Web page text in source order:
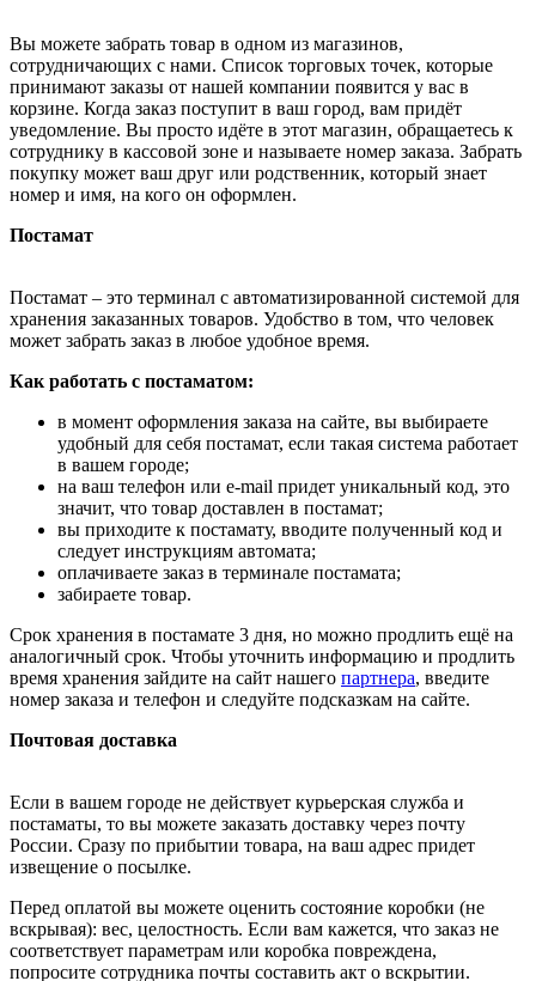
Вы можете забрать товар в одном из магазинов,
сотрудничающих с нами. Список торговых точек, которые
принимают заказы от нашей компании появится у вас в
корзине. Когда заказ поступит в ваш город, вам придёт
уведомление. Вы просто идёте в этот магазин, обращаетесь к
сотруднику в кассовой зоне и называете номер заказа. Забрать
покупку может ваш друг или родственник, который знает
номер и имя, на кого он оформлен.
Постамат
Постамат – это терминал с автоматизированной системой для
хранения заказанных товаров. Удобство в том, что человек
может забрать заказ в любое удобное время.
Как работать с постаматом:
в момент оформления заказа на сайте, вы выбираете
удобный для себя постамат, если такая система работает
в вашем городе;
на ваш телефон или e-mail придет уникальный код, это
значит, что товар доставлен в постамат;
вы приходите к постамату, вводите полученный код и
следует инструкциям автомата;
оплачиваете заказ в терминале постамата;
забираете товар.
Срок хранения в постамате 3 дня, но можно продлить ещё на
аналогичный срок. Чтобы уточнить информацию и продлить
время хранения зайдите на сайт нашего партнера, введите
номер заказа и телефон и следуйте подсказкам на сайте.
Почтовая доставка
Если в вашем городе не действует курьерская служба и
постаматы, то вы можете заказать доставку через почту
России. Сразу по прибытии товара, на ваш адрес придет
извещение о посылке.
Перед оплатой вы можете оценить состояние коробки (не
вскрывая): вес, целостность. Если вам кажется, что заказ не
соответствует параметрам или коробка повреждена,
попросите сотрудника почты составить акт о вскрытии.